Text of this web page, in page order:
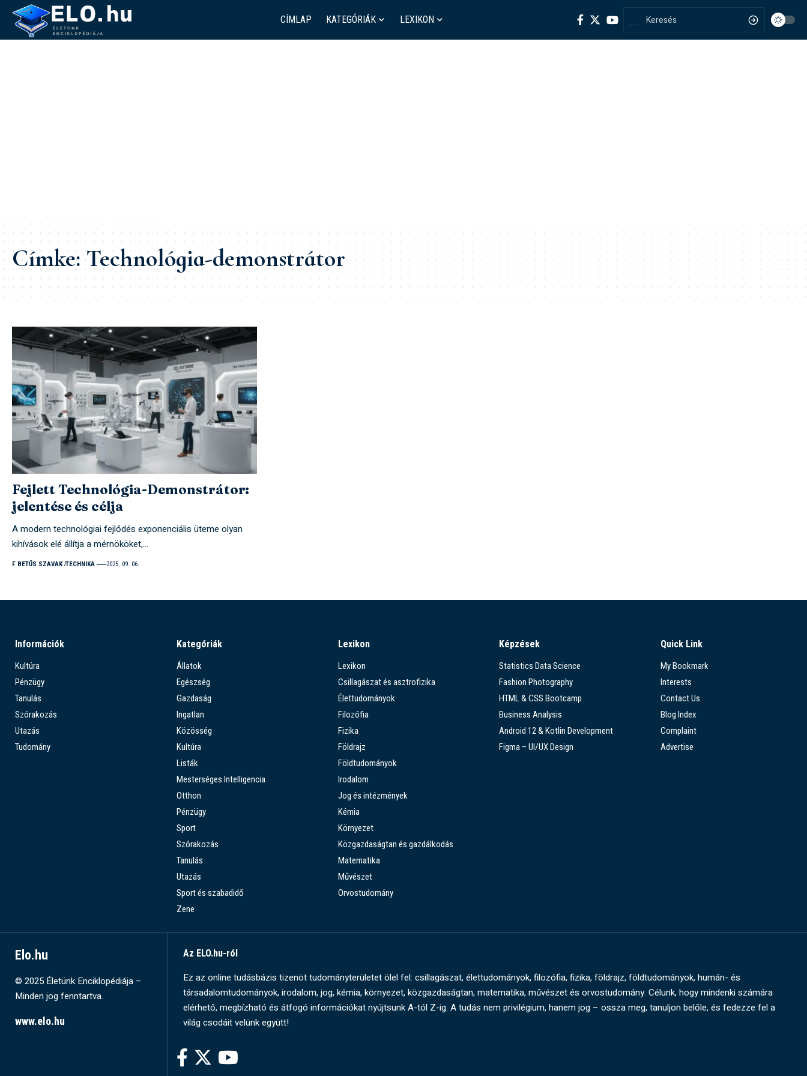
CÍMLAP KATEGÓRIÁK LEXIKON
Címke:Technológia-demonstrátor
Fejlett Technológia-Demonstrátor:
jelentése és célja
A modern technológiai fejlődés exponenciális üteme olyan
kihívások elé állítja a mérnököket,…
F BETŰS SZAVAK TECHNIKA 2025. 09. 06.
Információk
Kultúra
Pénzügy
Tanulás
Szórakozás
Utazás
Tudomány
Kategóriák
Állatok
Egészség
Gazdaság
Ingatlan
Közösség
Kultúra
Listák
Mesterséges Intelligencia
Otthon
Pénzügy
Sport
Szórakozás
Tanulás
Utazás
Sport és szabadidő
Zene
Lexikon
Lexikon
Csillagászat és asztrofizika
Élettudományok
Filozófia
Fizika
Földrajz
Földtudományok
Irodalom
Jog és intézmények
Kémia
Környezet
Közgazdaságtan és gazdálkodás
Matematika
Művészet
Orvostudomány
Képzések
Statistics Data Science
Fashion Photography
HTML & CSS Bootcamp
Business Analysis
Android 12 & Kotlin Development
Figma – UI/UX Design
Quick Link
My Bookmark
Interests
Contact Us
Blog Index
Complaint
Advertise
Elo.hu
© 2025 Életünk Enciklopédiája –
Minden jog fenntartva.
www.elo.hu
Az ELO.hu-ról
Ez az online tudásbázis tizenöt tudományterületet ölel fel: csillagászat, élettudományok, filozófia, fizika, földrajz, földtudományok, humán- és
társadalomtudományok, irodalom, jog, kémia, környezet, közgazdaságtan, matematika, művészet és orvostudomány. Célunk, hogy mindenki számára
elérhető, megbízható és átfogó információkat nyújtsunk A-tól Z-ig. A tudás nem privilégium, hanem jog – ossza meg, tanuljon belőle, és fedezze fel a
világ csodáit velünk együtt!